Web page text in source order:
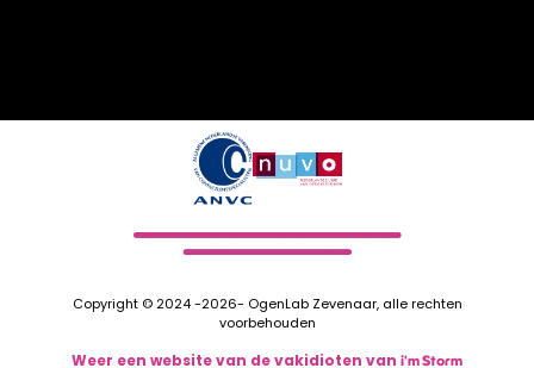
Copyright © 2024 -2026- OgenLab Zevenaar, alle rechten
voorbehouden
Weer een website van de vakidioten van i'm Storm